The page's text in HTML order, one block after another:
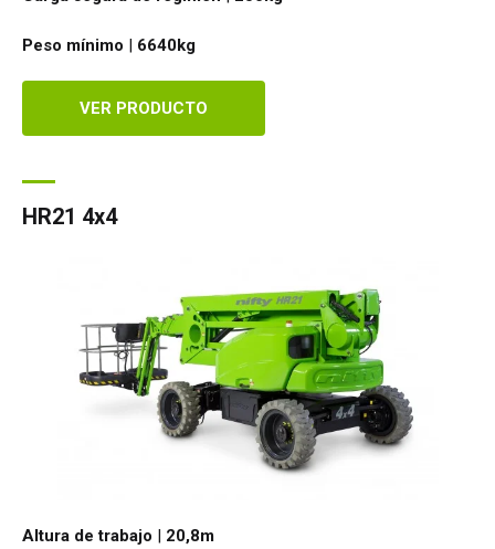
Peso mínimo | 6640kg
VER PRODUCTO
HR21 4x4
Altura de trabajo | 20,8m